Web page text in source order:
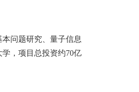
问题研究、量子信息
，项目总投资约70亿